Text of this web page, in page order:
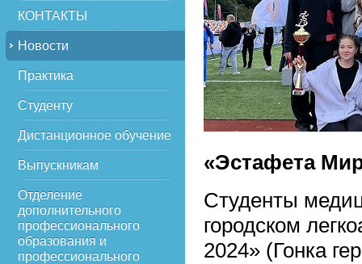
КОНТАКТЫ
Новости
Практика
Студенту
Дистанционное обучение
Выпускникам
Отделение
дополнительного
профессионального
образования и
профессионального
«Эстафета
Студенты
городском
2024» (Гонка